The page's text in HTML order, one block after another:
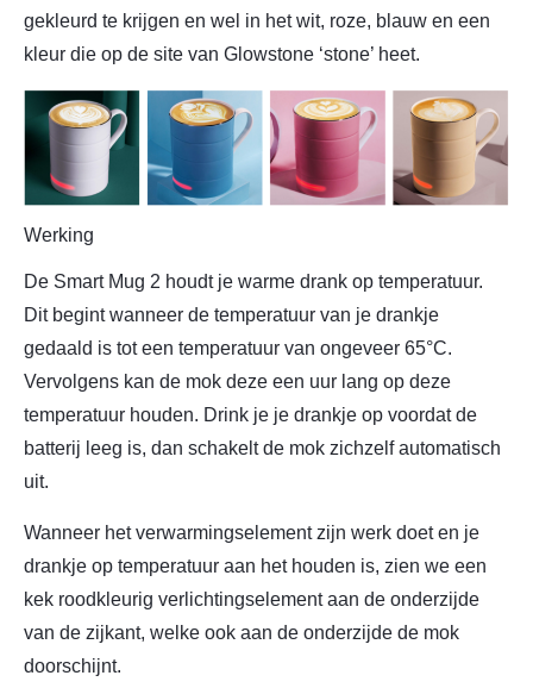
gekleurd te krijgen en wel in het wit, roze, blauw en een
kleur die op de site van Glowstone ‘stone’ heet.
Werking
De Smart Mug 2 houdt je warme drank op temperatuur.
Dit begint wanneer de temperatuur van je drankje
gedaald is tot een temperatuur van ongeveer 65°C.
Vervolgens kan de mok deze een uur lang op deze
temperatuur houden. Drink je je drankje op voordat de
batterij leeg is, dan schakelt de mok zichzelf automatisch
uit.
Wanneer het verwarmingselement zijn werk doet en je
drankje op temperatuur aan het houden is, zien we een
kek roodkleurig verlichtingselement aan de onderzijde
van de zijkant, welke ook aan de onderzijde de mok
doorschijnt.